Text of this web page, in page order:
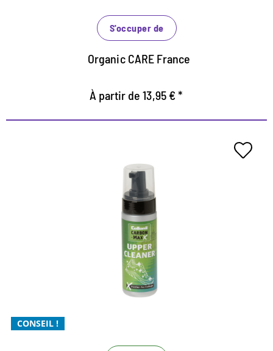
S'occuper de
Organic CARE France
À partir de 13,95 € *
CONSEIL !
Le meilleur upper cleaning avec
la technologie micellaire
Pour un nettoyage en douceur Xtra
Xtra puissant et Xtrem économique
Pour un nettoyage puissant et efficace de tous les